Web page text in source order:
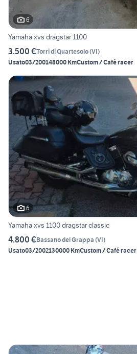
6
Yamaha xvs dragstar 1100
3.500 €Torri di Quartesolo(VI)
Usato03/200148000 KmCustom / Café racer
6
Yamaha xvs 1100 dragstar classic
4.800 €Bassano del Grappa (VI)
Usato03/2002130000 KmCustom / Café racer